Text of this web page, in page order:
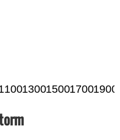
1300150017001900